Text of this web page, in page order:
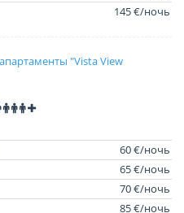
145 €/ночь
"Vista View
60 €/ночь
65 €/ночь
70 €/ночь
85 €/ночь